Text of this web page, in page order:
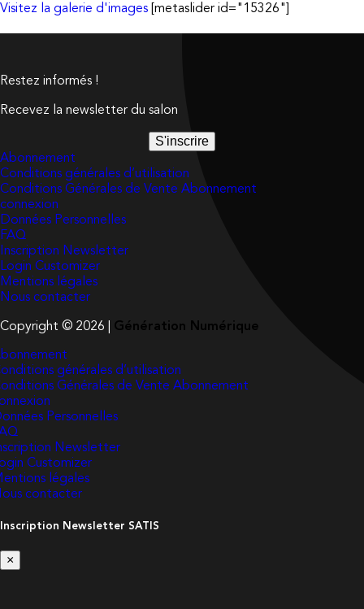
Visitez la galerie d'images [metaslider id="15326"]
Restez informés !
Recevez la newsletter du salon
S'inscrire
Abonnement
Conditions générales d’utilisation
Conditions Générales de Vente Abonnement
connexion
Données Personnelles
FAQ
Inscription Newsletter
Login Customizer
Mentions légales
Nous contacter
Copyright © 2026 | Génération Numérique
générales d’utilisation
Générales de Vente Abonnement
Personnelles
Newsletter
Customizer
légales
contacter
Inscription Newsletter SATIS
×